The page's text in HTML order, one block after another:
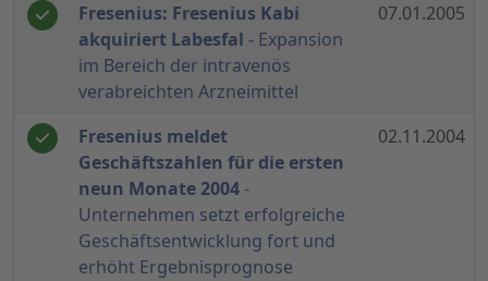
Fresenius: Fresenius Kabi
akquiriert Labesfal - Expansion
im Bereich der intravenös
verabreichten Arzneimittel
07.01.2005
Fresenius meldet
Geschäftszahlen für die ersten
neun Monate 2004-
Unternehmen setzt erfolgreiche
Geschäftsentwicklung fort und
erhöht Ergebnisprognose
02.11.2004